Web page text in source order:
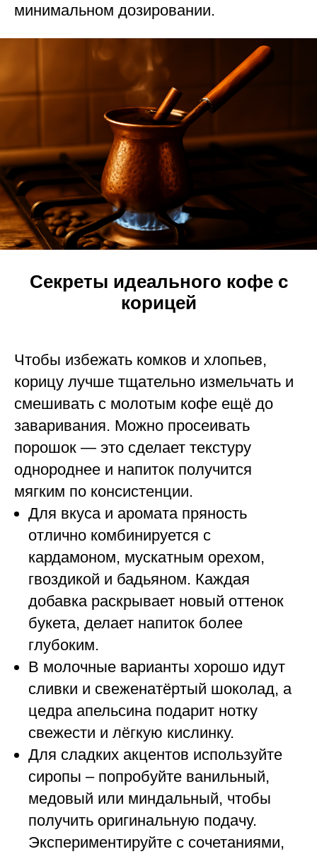
минимальном дозировании.
Секреты идеального кофе с
корицей
Чтобы избежать комков и хлопьев,
корицу лучше тщательно измельчать и
смешивать с молотым кофе ещё до
заваривания. Можно просеивать
порошок — это сделает текстуру
однороднее и напиток получится
мягким по консистенции.
Для вкуса и аромата пряность
отлично комбинируется с
кардамоном, мускатным орехом,
гвоздикой и бадьяном. Каждая
добавка раскрывает новый оттенок
букета, делает напиток более
глубоким.
В молочные варианты хорошо идут
сливки и свеженатёртый шоколад, а
цедра апельсина подарит нотку
свежести и лёгкую кислинку.
Для сладких акцентов используйте
сиропы – попробуйте ванильный,
медовый или миндальный, чтобы
получить оригинальную подачу.
Экспериментируйте с сочетаниями,